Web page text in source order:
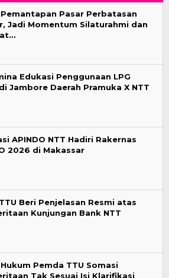
Pasar Perbatasan
Jadi Momentum Silaturahmi dan
Edukasi Penggunaan LPG
Jambore Daerah Pramuka X NTT
APINDO NTT Hadiri Rakernas
2026 di Makassar
Beri Penjelasan Resmi atas
Kunjungan Bank NTT
Pemda TTU Somasi
Tak Sesuai Isi Klarifikasi